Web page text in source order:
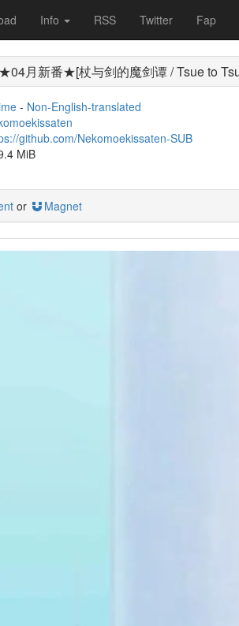
Info RSS Twitter Fap
★04月新番★[杖与剑的魔剑谭 / Tsue to
- Non-English-translated
github.com/Nekomoekissaten-SUB
MiB
or Magnet